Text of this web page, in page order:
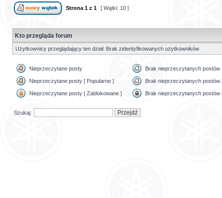
Strona 1 z 1 [ Wątki: 10 ]
Kto przegląda forum
Użytkownicy przeglądający ten dział: Brak zidentyfikowanych użytkowników
Nieprzeczytane posty Brak nieprzeczytanych postów
Nieprzeczytane posty [ Popularne ] Brak nieprzeczytanych postów
Nieprzeczytane posty [ Zablokowane ] Brak nieprzeczytanych postów
Szukaj: